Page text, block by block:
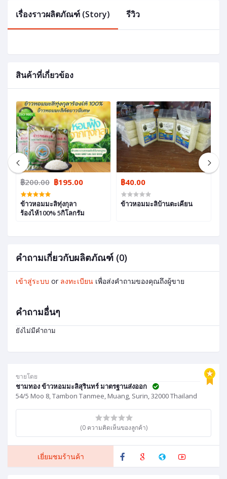
ขายโดย
ชามทอง ข้าวหอมมะลิสุรินทร์ มาตรฐานส่งออก
54/5 Moo 8, Tambon Tanmee, Muang, Surin, 32000 Thailand
(0 ความคิดเห็นของลูกค้า)
เยี่ยมชมร้านค้า
เรื่องราวผลิตภัณฑ์ (Story) รีวิว
สินค้าที่เกี่ยวข้อง
฿200.00 ฿195.00
ข้าวหอมมะลิทุ่งกุลา
ร้องไห้100% 5กิโลกรัม
฿40.00
ข้าวหอมมะลิบ้านตะเคียน
คำถามเกี่ยวกับผลิตภัณฑ์ (0)
เข้าสู่ระบบ or ลงทะเบียน เพื่อส่งคำถามของคุณถึงผู้ขาย
คำถามอื่นๆ
ยังไม่มีคำถาม